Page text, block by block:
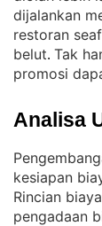
dijalankan
restoran
belut. Tak
promosi
Analisa
kesiapan
Rincian
pengadaan